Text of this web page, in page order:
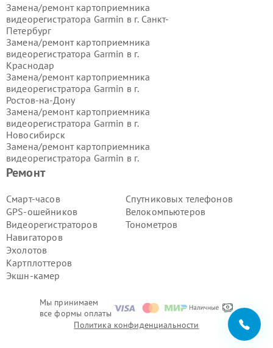
Мы принимаем
все формы оплаты
Ремонт
Смарт-часов
GPS-ошейников
Видеорегистраторов
Навигаторов
Эхолотов
Картплоттеров
Экшн-камер
Спутниковых телефонов
Велокомпьютеров
Тонометров
Замена/ремонт картоприемника
видеорегистратора Garmin в г. Санкт-
Петербург
Замена/ремонт картоприемника
видеорегистратора Garmin в г.
Краснодар
Замена/ремонт картоприемника
видеорегистратора Garmin в г.
Ростов-на-Дону
Замена/ремонт картоприемника
видеорегистратора Garmin в г.
Новосибирск
Замена/ремонт картоприемника
видеорегистратора Garmin в г.
Екатеринбург
Замена/ремонт картоприемника
Казань
Замена/ремонт картоприемника
видеорегистратора Garmin в г.
Воронеж
Замена/ремонт картоприемника
видеорегистратора Garmin в г.
Волгоград
Замена/ремонт картоприемника
видеорегистратора Garmin в г.
Замена/ремонт картоприемника
видеорегистратора Garmin в г.Пермь
Политика конфиденциальности